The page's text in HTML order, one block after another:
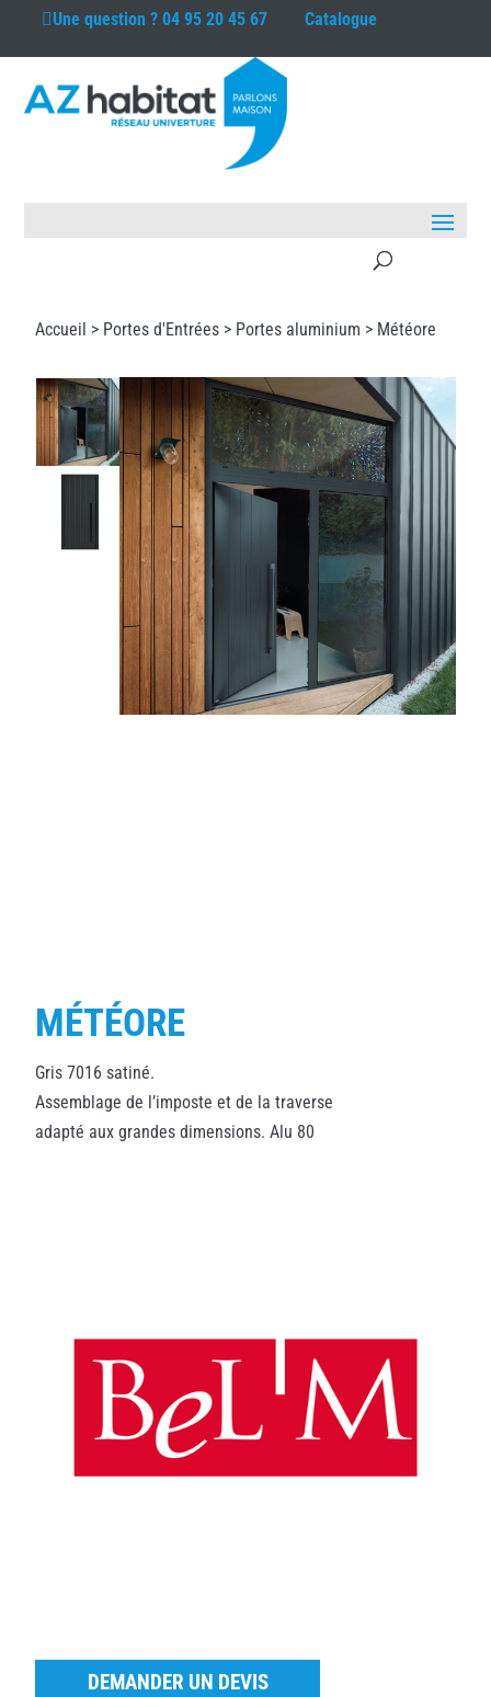
Une question ?04 95 20 45 67 Catalogue
Accueil > Portes d'Entrées > Portes aluminium > Météore
MÉTÉORE
Gris 7016 satiné.
Assemblage de l’imposte et de la traverse
adapté aux grandes dimensions. Alu 80
DEMANDER UN DEVIS